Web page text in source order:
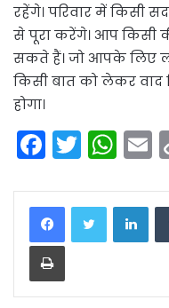
रहेंगे। परिवार में किसी
से पूरा करेंगे। आप किसी
सकते हैं। जो आपके लिए
किसी बात को लेकर वाद
होगा।
F
c
e
b
o
T
itt
er
W
a
ts
p
E
l
Print